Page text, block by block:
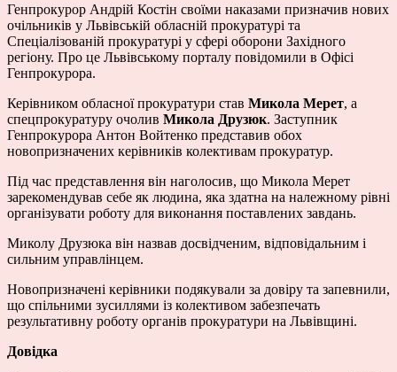
Генпрокурор Андрій Костін своїми наказами призначив нових
очільників у Львівській обласній прокуратурі та
Спеціалізованій прокуратурі у сфері оборони Західного
регіону. Про це Львівському порталу повідомили в Офісі
Генпрокурора.
Керівником обласної прокуратури став Микола Мерет, а
спецпрокуратуру очолив Микола Друзюк. Заступник
Генпрокурора Антон Войтенко представив обох
новопризначених керівників колективам прокуратур.
Під час представлення він наголосив, що Микола Мерет
зарекомендував себе як людина, яка здатна на належному рівні
організувати роботу для виконання поставлених завдань.
Миколу Друзюка він назвав досвідченим, відповідальним і
сильним управлінцем.
Новопризначені керівники подякували за довіру та запевнили,
що спільними зусиллями із колективом забезпечать
результативну роботу органів прокуратури на Львівщині.
Довідка